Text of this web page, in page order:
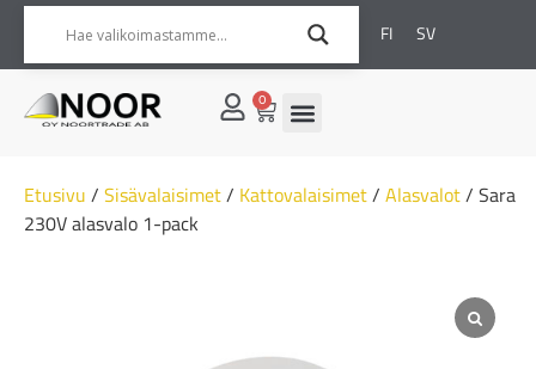
FI SV
0
Etusivu / Sisävalaisimet/ Kattovalaisimet/ Alasvalot/ Sara
230V alasvalo 1-pack